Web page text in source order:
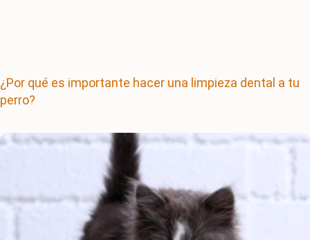
¿Por qué es importante hacer una limpieza dental a tu
perro?